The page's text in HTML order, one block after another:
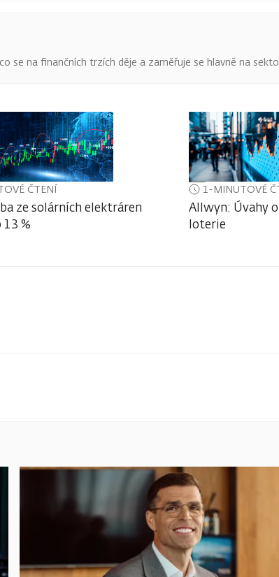
se na finančních trzích děje a zaměřuje se hlavně na
ČTENÍ
ze solárních elektráren
%
1-MINUTOVÉ
Allwyn: Úvahy
loterie